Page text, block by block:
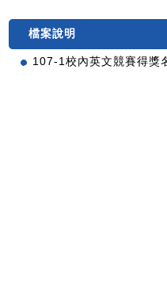
檔案說明
107-1校內英文競賽得獎